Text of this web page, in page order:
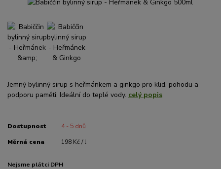
Jemný bylinný sirup s heřmánkem a ginkgo pro klid, pohodu a
podporu paměti. Ideální do teplé vody. celý popis
Dostupnost 4 - 5 dnů
Měrná cena 198 Kč / l
Nejsme plátci DPH